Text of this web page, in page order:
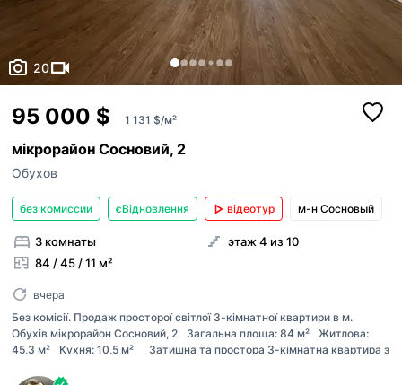
20
95 000 $ 1 131 $/м²
мікрорайон Сосновий, 2
Обухов
без комиссии єВідновлення відеотур м-н Сосновый
3 комнаты
84 / 45 / 11 м²
этаж 4 из 10
вчера
Без комісії. Продаж просторої світлої 3-кімнатної квартири в м.
Обухів мікрорайон Сосновий, 2 Загальна площа: 84 м² Житлова:
45,3 м² Кухня: 10,5 м² Затишна та простора 3-кімнатна квартира з
плануванням . Будинок розташований поруч із лісом чисте повітря